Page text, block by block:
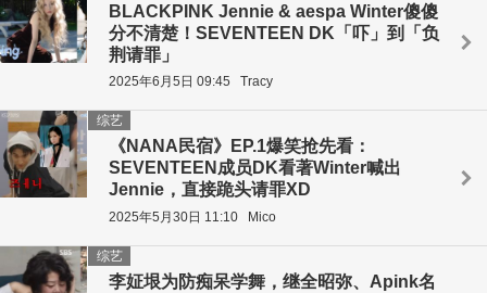
BLACKPINK Jennie & aespa Winter傻傻
分不清楚！SEVENTEEN DK「吓」到「负
荆请罪」
2025年6月5日 09:45 Tracy
《NANA民宿》EP.1爆笑抢先看：
SEVENTEEN成员DK看著Winter喊出
Jennie，直接跪头请罪XD
综艺
2025年5月30日 11:10 Mico
李姃垠为防痴呆学舞，继全昭弥、Apink名
综艺